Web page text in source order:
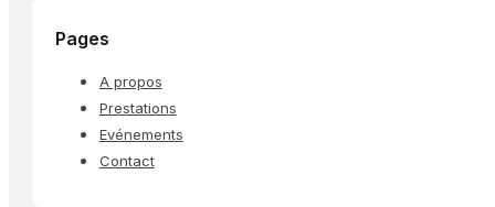
Pages
A propos
Prestations
Evénements
Contact